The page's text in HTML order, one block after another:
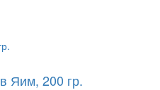
Яим, 200 гр.